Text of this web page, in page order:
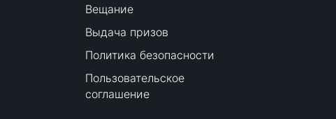
Вещание
Выдача призов
Политика безопасности
Пользовательское
соглашение